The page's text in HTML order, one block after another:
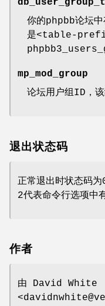
你的phpbb论坛中
是<table-
mp_mod_group
论坛用户组ID，该
退出状态码
正常退出时状态码
2代表命令行选项中
作者
由 David White